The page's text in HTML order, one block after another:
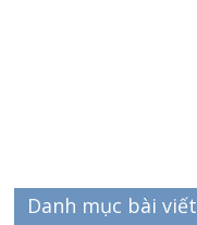
Danh mục bài viết